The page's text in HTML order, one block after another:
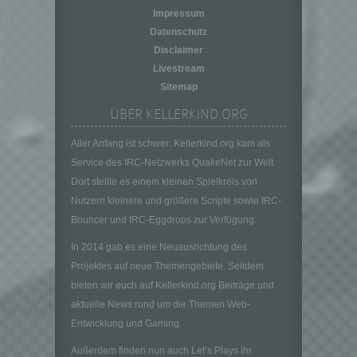
Impressum
Datenschutz
Disclaimer
Livestream
Sitemap
ÜBER KELLERKIND.ORG
Aller Anfang ist schwer: Kellerkind.org kam als
Service des IRC-Netzwerks QuakeNet zur Welt.
Dort stellte es einem kleinen Spielkreis von
Nutzern kleinere und größere Scripte sowie IRC-
Bouncer und IRC-Eggdrops zur Verfügung.
In 2014 gab es eine Neuausrichtung des
Projektes auf neue Themengebiete. Seitdem
bieten wir euch auf Kellerkind.org Beiträge und
aktuelle News rund um die Themen Web-
Entwicklung und Gaming.
Außerdem finden nun auch Let’s Plays ihr
auf welche die personenbezogenen Daten
ohne Hinzuziehung zusätzlicher
Informationen nicht mehr einer spezifischen
betroffenen Person zugeordnet werden
Informationen gesondert aufbewahrt werden
und technischen und organisatorischen
Maßnahmen unterliegen, die gewährleisten,
dass die personenbezogenen Daten nicht
einer identifizierten oder identifizierbaren
g) Verantwortlicher oder für die Verarbeitung
Verantwortlicher ist die natürliche oder
juristische Person, Behörde, Einrichtung
oder andere Stelle, die allein oder
gemeinsam mit anderen über die Zwecke
und Mittel der Verarbeitung von
personenbezogenen Daten entscheidet.